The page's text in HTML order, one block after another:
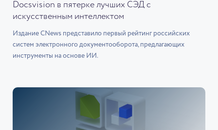
Docsvision в пятерке лучших СЭД с
искусственным интеллектом
Издание CNews представило первый рейтинг российских
систем электронного документооборота, предлагающих
инструменты на основе ИИ.